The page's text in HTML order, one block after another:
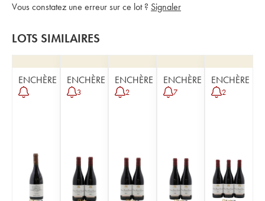
Vous constatez une erreur sur ce lot ? Signaler
LOTS SIMILAIRES
ENCHÈRE ENCHÈRE
3
ENCHÈRE
2
ENCHÈRE
7
ENCHÈRE
2